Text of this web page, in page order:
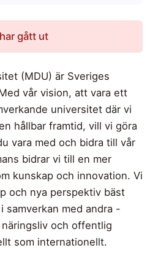
gått ut
(MDU) är Sveriges
vår vision, att vara ett
universitet där vi
hållbar framtid, vill vi göra
vara med och bidra till vår
bidrar vi till en mer
kunskap och innovation. Vi
och nya perspektiv bäst
samverkan med andra -
och offentlig
som internationellt.